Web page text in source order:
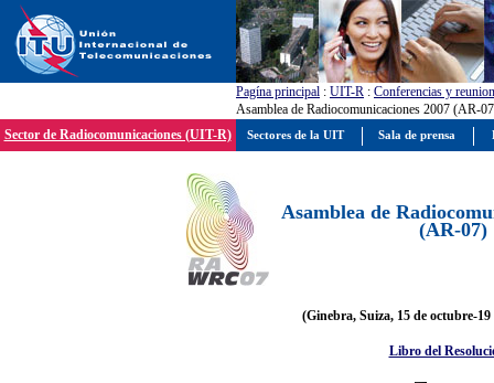
Pagína principal : UIT-R : Conferencias y
Asamblea de Radiocomunicaciones 2007 (AR-
Sector de Radiocomunicaciones (UIT-R)
Asamblea de
(AR-07)
(Ginebra, Suiza, 15 de octubre-19
Libro del
Sectores de la UIT Sala de prensa